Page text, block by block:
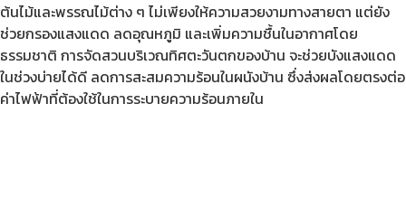
ต้นไม้และพรรณไม้ต่าง ๆ ไม่เพียงให้ความสวยงามทางสายตา แต่ยัง
ช่วยกรองแสงแดด ลดอุณหภูมิ และเพิ่มความชื้นในอากาศโดย
ธรรมชาติ การจัดสวนบริเวณทิศตะวันตกของบ้าน จะช่วยบังแสงแดด
ในช่วงบ่ายได้ดี ลดการสะสมความร้อนในผนังบ้าน ซึ่งส่งผลโดยตรงต่อ
ค่าไฟฟ้าที่ต้องใช้ในการระบายความร้อนภายใน